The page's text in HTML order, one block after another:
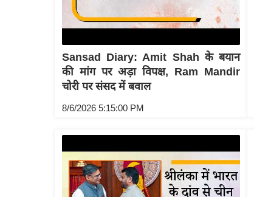
Sansad Diary: Amit Shah के बयान
की मांग पर अड़ा विपक्ष, Ram Mandir
चोरी पर संसद में बवाल
8/6/2026 5:15:00 PM